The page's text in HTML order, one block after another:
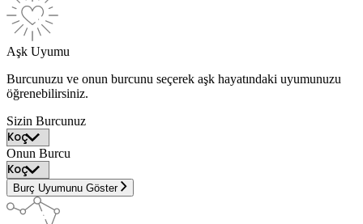
Aşk Uyumu
Burcunuzu ve onun burcunu seçerek aşk hayatındaki uyumunuzu
öğrenebilirsiniz.
Sizin Burcunuz
Onun Burcu
Burç Uyumunu Göster